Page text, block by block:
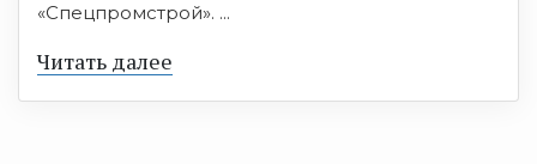
«Спецпромстрой». ...
Читать далее